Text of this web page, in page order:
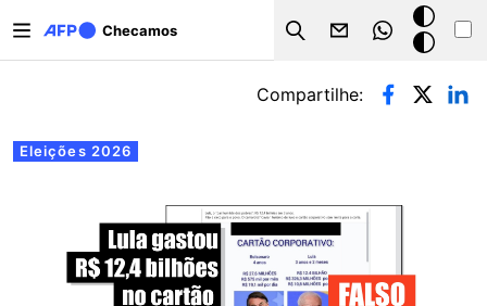
Checamos
Search
Modo
escuro
Abas primárias
Eleições 2026
Compartilhe: